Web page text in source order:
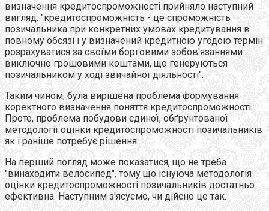
визначення кредитоспроможності прийняло наступний
вигляд: "кредитоспроможність - це спроможність
позичальника при конкретних умовах кредитування в
повному обсязі і у визначений кредитною угодою термін
розрахуватися за своїми борговими зобов'язаннями
виключно грошовими коштами, що генеруються
позичальником у ході звичайної діяльності".
Таким чином, була вирішена проблема формування
коректного визначення поняття кредитоспроможності.
Проте, проблема побудови єдиної, обґрунтованої
методології оцінки кредитоспроможності позичальників
як і раніше потребує рішення.
На перший погляд може показатися, що не треба
"винаходити велосипед", тому що існуюча методологія
оцінки кредитоспроможності позичальників достатньо
ефективна. Наступним з'ясуємо, чи дійсно це так.